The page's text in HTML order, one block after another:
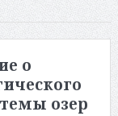
о
озер